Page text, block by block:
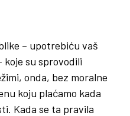
– upotrebiću vaš
koje su sprovodili
onda, bez moralne
koju plaćamo kada
Kada se ta pravila